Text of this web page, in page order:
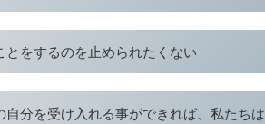
をするのを止められたくない
分を受け入れる事ができれば、私たちは